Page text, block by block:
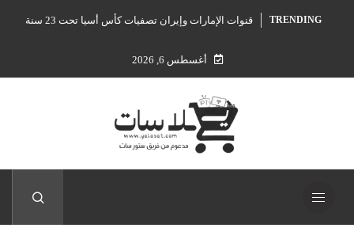
TRENDING قنوات الإمارات وإيران تصفيات كأس أسيا تحت 23 سنة
أغسطس 6, 2026